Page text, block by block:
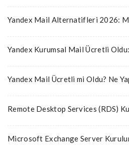
Yandex Mail Alternatifleri 2026:
Yandex Kurumsal Mail Ücretli Oldu:
Yandex Mail Ücretli mi Oldu? Ne
Remote Desktop Services (RDS)
Microsoft Exchange Server